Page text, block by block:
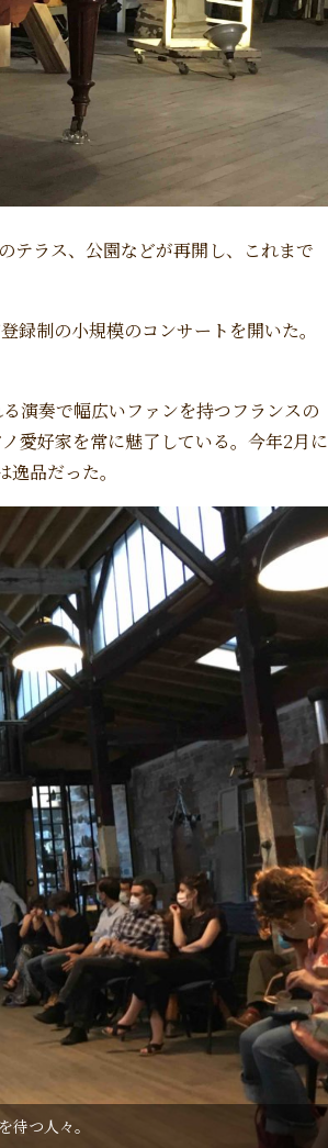
テラス、公園などが再開し、これまで
録制の小規模のコンサートを開いた。
演奏で幅広いファンを持つフランスの
愛好家を常に魅了している。今年2月に
品だった。
待つ人々。